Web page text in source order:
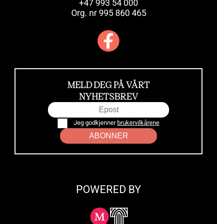
+47 993 54 000
Org. nr 995 860 465
MELD DEG PÅ VÅRT
NYHETSBREV
Jeg godkjenner brukervilkårene
ABONNER
POWERED BY